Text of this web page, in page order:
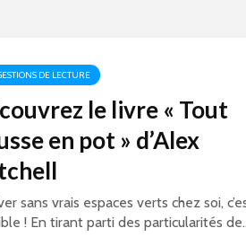
DE LECTURE
le livre « Tout
en pot » d’Alex
sans vrais espaces verts chez soi,
! En tirant parti des particularités